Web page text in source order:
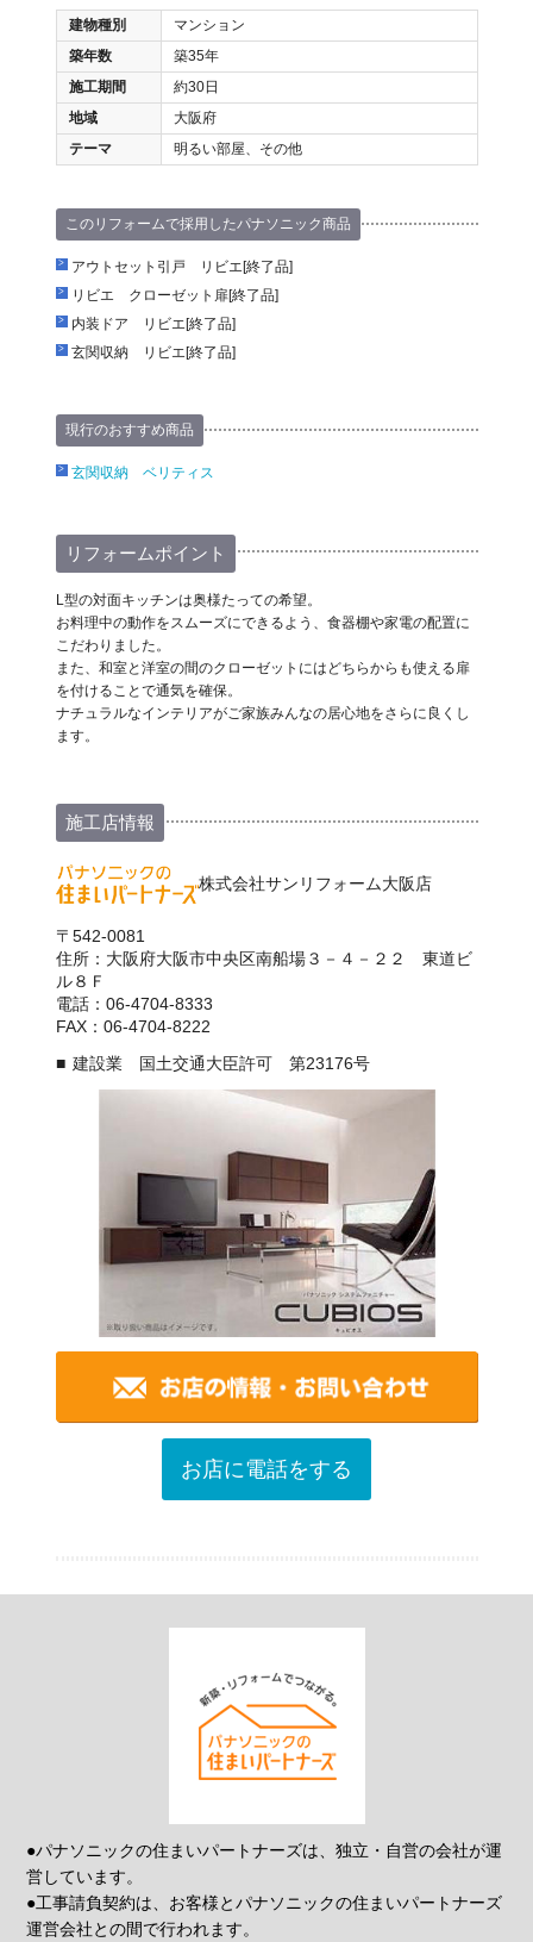
建物種別
マンション
築年数
築35年
施工期間
約30日
地域
大阪府
テーマ
明るい部屋、その他
このリフォームで採用したパナソニック商品
アウトセット引戸 リビエ[終了品]
リビエ クローゼット扉[終了品]
内装ドア リビエ[終了品]
玄関収納 リビエ[終了品]
現行のおすすめ商品
玄関収納 ベリティス
リフォームポイント
L型の対面キッチンは奥様たっての希望。
お料理中の動作をスムーズにできるよう、食器棚や家電の配置に
こだわりました。
また、和室と洋室の間のクローゼットにはどちらからも使える扉
を付けることで通気を確保。
ナチュラルなインテリアがご家族みんなの居心地をさらに良くし
ます。
施工店情報
株式会社サンリフォーム大阪店
〒542-0081
住所：大阪府大阪市中央区南船場３－４－２２ 東道ビ
ル８Ｆ
電話：06-4704-8333
FAX：06-4704-8222
建設業 国土交通大臣許可 第23176号
お店に電話をする
●パナソニックの住まいパートナーズは、独立・自営の会社が運
営しています。
●工事請負契約は、お客様とパナソニックの住まいパートナーズ
運営会社との間で行われます。